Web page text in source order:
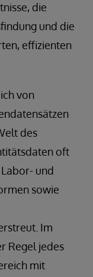
die
und die
effizienten
von
des
oft
und
sowie
Im
Regel jedes
mit